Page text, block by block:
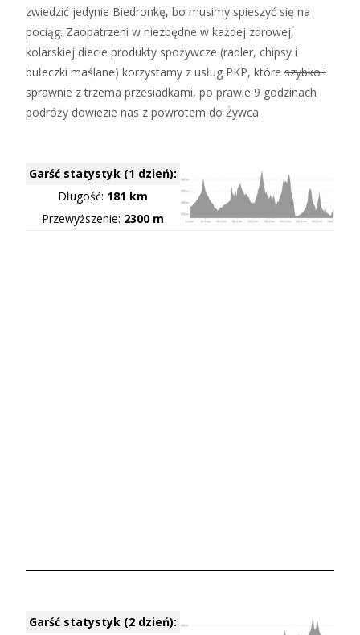
zwiedzić jedynie Biedronkę, bo musimy spieszyć się na
pociąg. Zaopatrzeni w niezbędne w każdej zdrowej,
kolarskiej diecie produkty spożywcze (radler, chipsy i
bułeczki maślane) korzystamy z usług PKP, które szybko i
sprawnie z trzema przesiadkami, po prawie 9 godzinach
podróży dowiezie nas z powrotem do Żywca.
Garść statystyk (1 dzień):
Długość: 181 km
Przewyższenie: 2300 m
Garść statystyk (2 dzień):